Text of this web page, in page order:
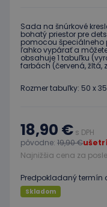
Sada na šnúrkové
bohatý priestor pre
pomocou špeciálneho
ľahko vypárať a
obsahuje 1 tabuľku
farbách (červená, žltá,
Rozmer tabuľky: 50 x
18,90 € s DPH
pôvodne: 19,90 €
Najnižšia cena za
Predpokladaný termín
Skladom